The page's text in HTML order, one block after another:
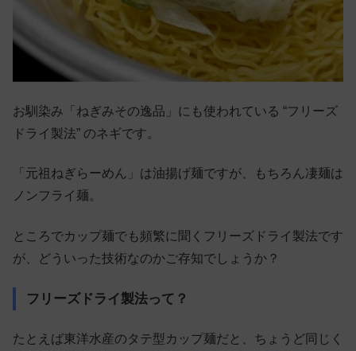
お馴染み「ねぎみその逸品」にも使われている “フリーズ
ドライ製法” のネギです。
「元祖ねぎらーめん」は油揚げ麺ですが、もちろん凄麺は
ノンフライ麺。
ところでカップ麺でも頻繁に聞くフリーズドライ製法です
が、どういった技術なのかご存知でしょうか？
フリーズドライ製法って？
たとえば東洋水産のタテ型カップ麺だと、ちょうど同じく